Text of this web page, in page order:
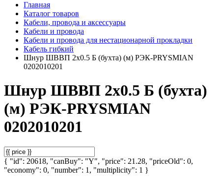
Главная
Каталог товаров
Кабели, провода и аксессуары
Кабели и провода
Кабели и провода для нестационарной прокладки
Кабель гибкий
Шнур ШВВП 2х0.5 Б (бухта) (м) РЭК-PRYSMIAN
0202010201
Шнур ШВВП 2х0.5 Б (бухта)
(м) РЭК-PRYSMIAN
0202010201
{ "id": 20618, "canBuy": "Y", "price": 21.28, "priceOld": 0,
"economy": 0, "number": 1, "multiplicity": 1 }